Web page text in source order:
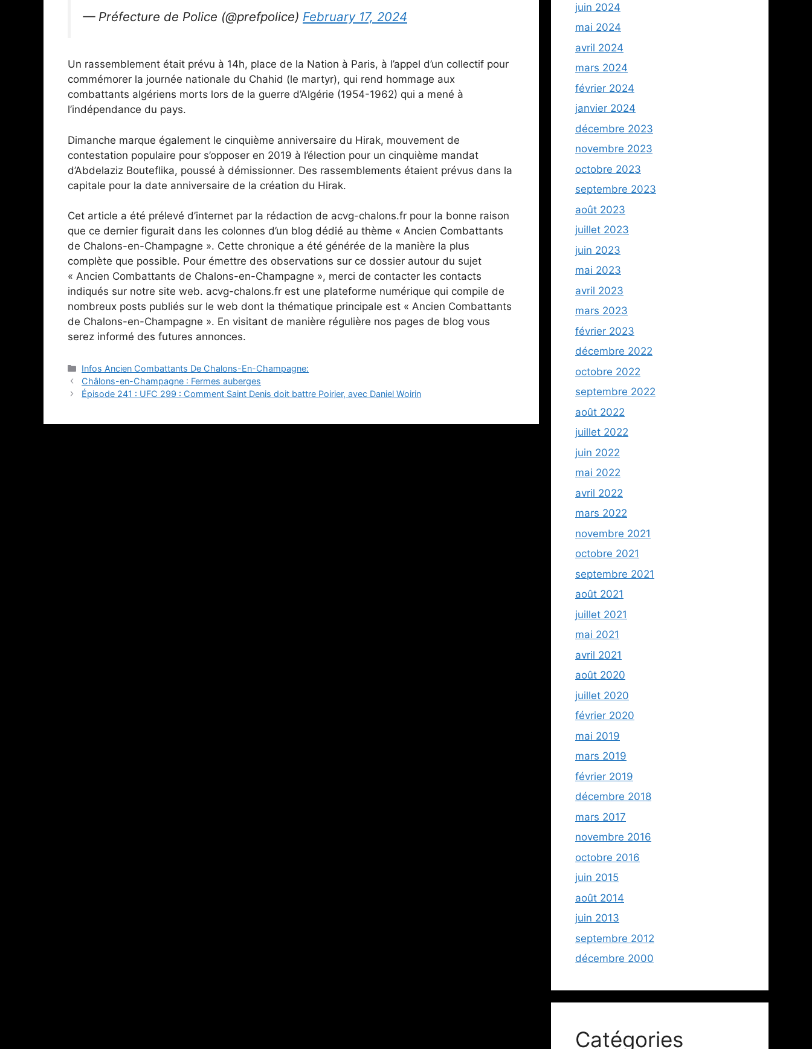
— Préfecture de Police (@prefpolice) February 17, 2024
Un rassemblement était prévu à 14h, place de la Nation à Paris, à l’appel d’un collectif pour
commémorer la journée nationale du Chahid (le martyr), qui rend hommage aux
combattants algériens morts lors de la guerre d’Algérie (1954-1962) qui a mené à
l’indépendance du pays.
Dimanche marque également le cinquième anniversaire du Hirak, mouvement de
contestation populaire pour s’opposer en 2019 à l’élection pour un cinquième mandat
d’Abdelaziz Bouteflika, poussé à démissionner. Des rassemblements étaient prévus dans la
capitale pour la date anniversaire de la création du Hirak.
Cet article a été prélevé d’internet par la rédaction de acvg-chalons.fr pour la bonne raison
que ce dernier figurait dans les colonnes d’un blog dédié au thème « Ancien Combattants
de Chalons-en-Champagne ». Cette chronique a été générée de la manière la plus
complète que possible. Pour émettre des observations sur ce dossier autour du sujet
« Ancien Combattants de Chalons-en-Champagne », merci de contacter les contacts
indiqués sur notre site web. acvg-chalons.fr est une plateforme numérique qui compile de
nombreux posts publiés sur le web dont la thématique principale est « Ancien Combattants
de Chalons-en-Champagne ». En visitant de manière régulière nos pages de blog vous
serez informé des futures annonces.
Catégories
Infos Ancien Combattants De Chalons-En-Champagne:
Châlons-en-Champagne : Fermes auberges
Épisode 241 : UFC 299 : Comment Saint Denis doit battre Poirier, avec Daniel Woirin
juin 2024
mai 2024
avril 2024
mars 2024
février 2024
janvier 2024
décembre 2023
novembre 2023
octobre 2023
septembre 2023
août 2023
juillet 2023
juin 2023
mai 2023
avril 2023
mars 2023
février 2023
décembre 2022
octobre 2022
septembre 2022
août 2022
juillet 2022
juin 2022
mai 2022
avril 2022
mars 2022
novembre 2021
octobre 2021
septembre 2021
août 2021
juillet 2021
mai 2021
avril 2021
août 2020
juillet 2020
février 2020
mai 2019
mars 2019
février 2019
décembre 2018
mars 2017
novembre 2016
octobre 2016
juin 2015
août 2014
juin 2013
septembre 2012
décembre 2000
Catégories